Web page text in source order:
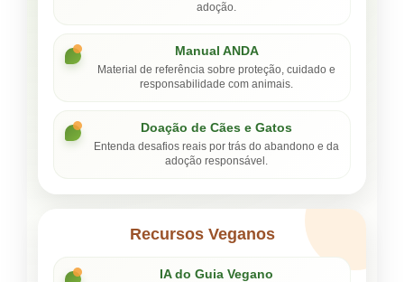
adoção.
Manual ANDA
Material de referência sobre proteção, cuidado e
responsabilidade com animais.
Doação de Cães e Gatos
Entenda desafios reais por trás do abandono e da
adoção responsável.
Recursos Veganos
IA do Guia Vegano